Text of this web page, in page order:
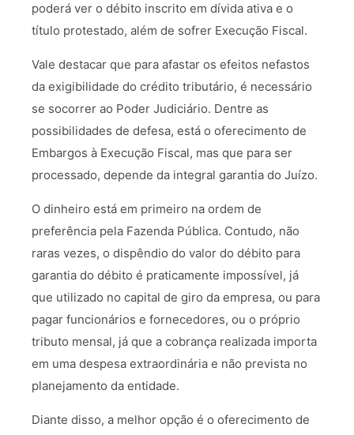
poderá ver o débito inscrito em dívida ativa e o
título protestado, além de sofrer Execução Fiscal.
Vale destacar que para afastar os efeitos nefastos
da exigibilidade do crédito tributário, é necessário
se socorrer ao Poder Judiciário. Dentre as
possibilidades de defesa, está o oferecimento de
Embargos à Execução Fiscal, mas que para ser
processado, depende da integral garantia do Juízo.
O dinheiro está em primeiro na ordem de
preferência pela Fazenda Pública. Contudo, não
raras vezes, o dispêndio do valor do débito para
garantia do débito é praticamente impossível, já
que utilizado no capital de giro da empresa, ou para
pagar funcionários e fornecedores, ou o próprio
tributo mensal, já que a cobrança realizada importa
em uma despesa extraordinária e não prevista no
planejamento da entidade.
Diante disso, a melhor opção é o oferecimento de